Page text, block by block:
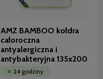
AMZ BAMBOO kołdra
całoroczna
antyalergiczna i
antybakteryjna 135x200
24 godziny